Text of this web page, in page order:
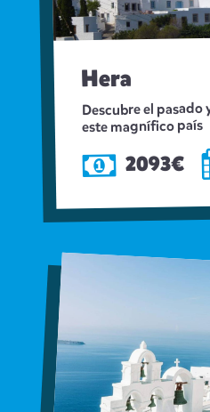
Hera
Descubre el pasado
este magnífico país
2093€